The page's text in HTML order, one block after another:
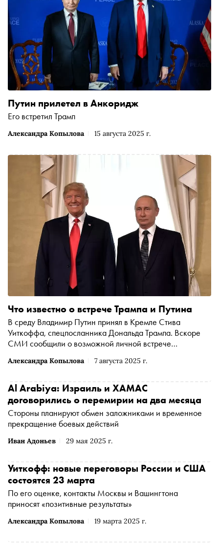
Александра Копылова 15 августа 2025 г.
Путин прилетел в Анкоридж
Его встретил Трамп
Александра Копылова 7 августа 2025 г.
Что известно о встрече Трампа и Путина
В среду Владимир Путин принял в Кремле Стива
Уиткоффа, спецпосланника Дональда Трампа. Вскоре
СМИ сообщили о возможной личной встрече
информация — в материале
Иван Адоньев 29 мая 2025 г.
Al Arabiya: Израиль и ХАМАС
договорились о перемирии на два месяца
Стороны планируют обмен заложниками и временное
прекращение боевых действий
Александра Копылова 19 марта 2025 г.
Уиткофф: новые переговоры России и США
состоятся 23 марта
По его оценке, контакты Москвы и Вашингтона
приносят «позитивные результаты»